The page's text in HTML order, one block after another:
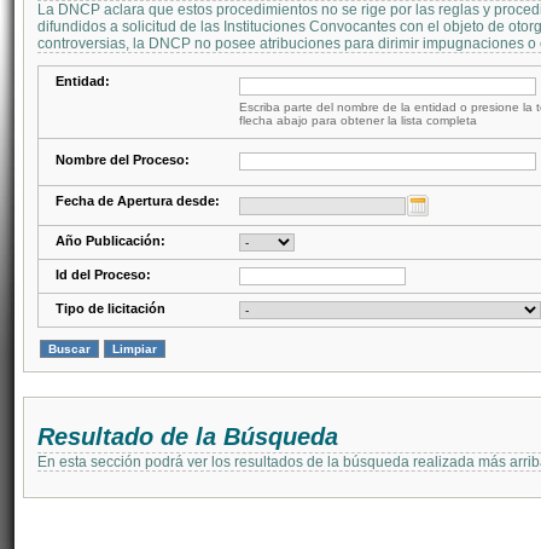
La DNCP aclara que estos procedimientos no se rige por las reglas y
difundidos a solicitud de las Instituciones Convocantes con el objeto de
controversias, la DNCP no posee atribuciones para dirimir impugnaciones
Entidad:
Escriba parte del nombre de la entidad o presione la
flecha abajo para obtener la lista completa
Nombre del Proceso:
Fecha de Apertura desde:
Año Publicación:
Id del Proceso:
Tipo de licitación
Resultado de la Búsqueda
En esta sección podrá ver los resultados de la búsqueda realizada más